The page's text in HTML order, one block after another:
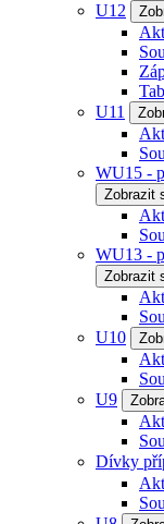
U12
U11
WU15 -
Zobrazit
WU13 -
Zobrazit
U10
U9
Dívky